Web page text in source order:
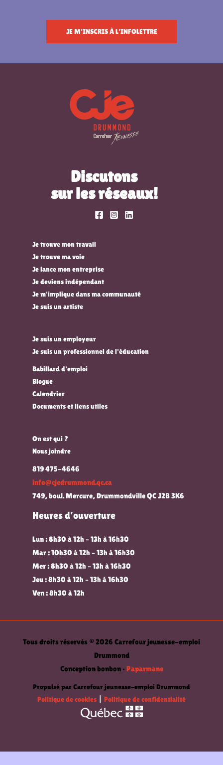
JE M'INSCRIS À L'INFOLETTRE
Discutons
sur les réseaux!
Je trouve mon travail
Je trouve ma voie
Je lance mon entreprise
Je deviens indépendant
Je m'implique dans ma communauté
Je suis un artiste
Je suis un employeur
Je suis un professionnel de l'éducation
Babillard d'emploi
Blogue
Calendrier
Documents et liens utiles
On est qui ?
Nous joindre
819 475-4646
info@cjedrummond.qc.ca
749, boul. Mercure, Drummondville QC J2B 3K6
Heures d’ouverture
Lun : 8h30 à 12h – 13h à 16h30
Mar : 10h30 à 12h – 13h à 16h30
Mer : 8h30 à 12h – 13h à 16h30
Jeu : 8h30 à 12h – 13h à 16h30
Ven : 8h30 à 12h
Tous droits réservés © 2026 Carrefour jeunesse-emploi
Drummond
Conception bonbon • Paparmane
Propulsé par Carrefour jeunesse-emploi Drummond
Politique de cookies
Politique de confidentialité